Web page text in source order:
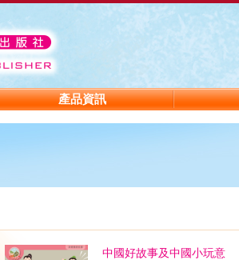
產品資訊
中國好故事及中國小玩意